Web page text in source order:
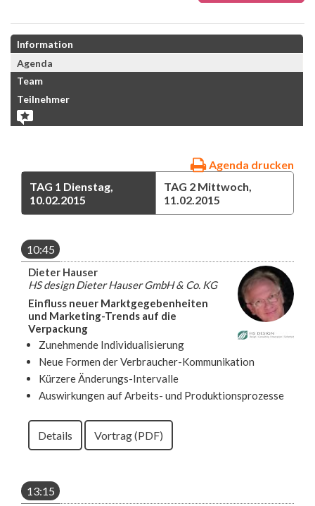
Information
Agenda
Team
Teilnehmer
Agenda drucken
TAG 1 Dienstag,
10.02.2015
TAG 2 Mittwoch,
11.02.2015
10:45
Dieter Hauser
HS design Dieter Hauser GmbH & Co. KG
Einfluss neuer Marktgegebenheiten
und Marketing-Trends auf die
Verpackung
Zunehmende Individualisierung
Neue Formen der Verbraucher-Kommunikation
Kürzere Änderungs-Intervalle
Auswirkungen auf Arbeits- und Produktionsprozesse
Details Vortrag (PDF)
13:15